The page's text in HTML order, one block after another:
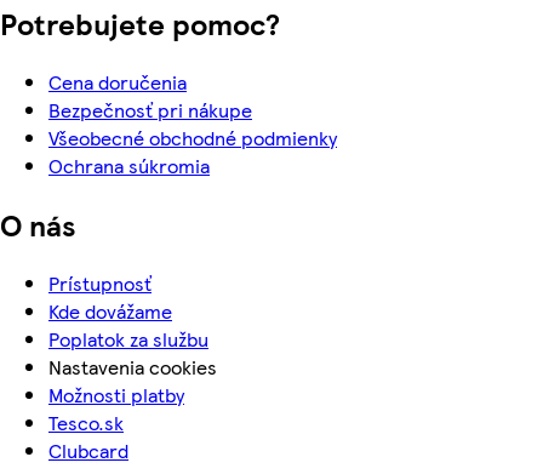
Potrebujete pomoc?
Cena doručenia
Bezpečnosť pri nákupe
Všeobecné obchodné podmienky
Ochrana súkromia
O nás
Prístupnosť
Kde dovážame
Poplatok za službu
Nastavenia cookies
Možnosti platby
Tesco.sk
Clubcard